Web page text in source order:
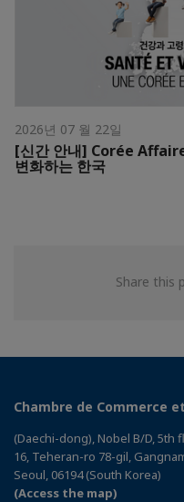
2026년 07 월 22일
[신간 안내] Corée
변화하는 한국
Share this
Chambre de Commerce
(Daechi-dong), Nobel B/D, 5th
16, Teheran-ro 78-gil,
Seoul, 06194 (South Korea)
(Access the map)